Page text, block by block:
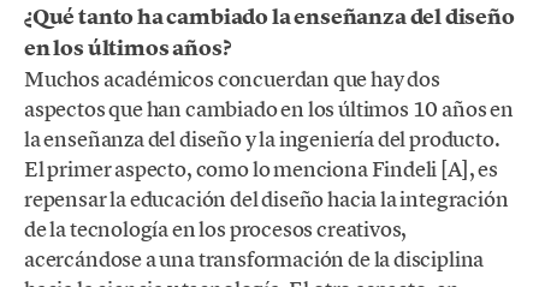
¿Qué tanto ha cambiado la enseñanza del diseño
en los últimos años?
Muchos académicos concuerdan que hay dos
aspectos que han cambiado en los últimos 10 años en
la enseñanza del diseño y la ingeniería del producto.
El primer aspecto, como lo menciona Findeli [A], es
repensar la educación del diseño hacia la integración
de la tecnología en los procesos creativos,
acercándose a una transformación de la disciplina